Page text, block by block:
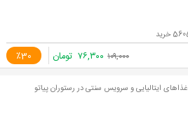
٪30 ۱۰۹,۰۰۰ ۷۶,۳۰۰ تومان
غذاهای ایتالیایی و سرویس سنتی در رستوران پیاتو